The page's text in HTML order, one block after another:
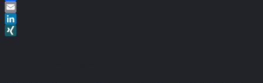
Facebook
Email
LinkedIn